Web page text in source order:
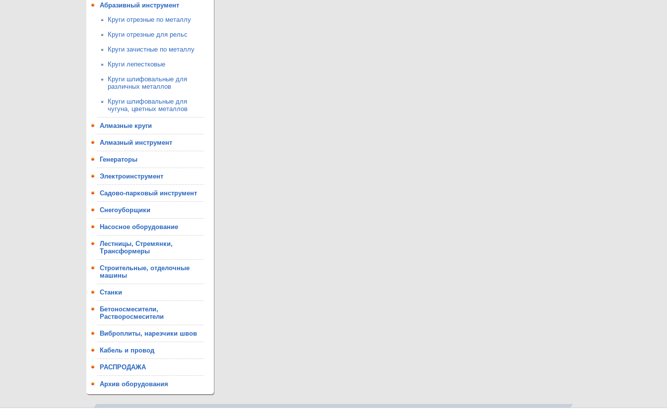
Абразивный инструмент
Круги отрезные по металлу
Круги отрезные для рельс
Круги зачистные по металлу
Круги лепестковые
Круги шлифовальные для
различных металлов
Круги шлифовальные для
чугуна, цветных металлов
Алмазные круги
Алмазный инструмент
Генераторы
Электроинструмент
Садово-парковый инструмент
Снегоуборщики
Насосное оборудование
Лестницы, Стремянки,
Трансформеры
Строительные, отделочные
машины
Станки
Бетоносмесители,
Растворосмесители
Виброплиты, нарезчики швов
Кабель и провод
РАСПРОДАЖА
Архив оборудования